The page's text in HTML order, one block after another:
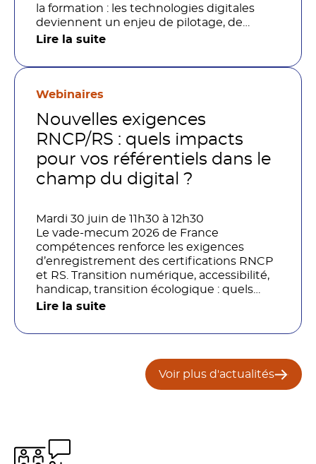
la formation : les technologies digitales
deviennent un enjeu de pilotage, de
performance et de preuve de valeur. IA,
blended learning : tout semble désormais
stratégique. Mais comment démontrer
investissements sur les compétences, la
productivité et la performance des
organisations ?
Lire la suite
Webinaires
Nouvelles exigences
RNCP/RS : quels impacts
pour vos référentiels dans le
champ du digital ?
Mardi 30 juin de 11h30 à 12h30
Le vade-mecum 2026 de France
compétences renforce les exigences
d’enregistrement des certifications RNCP
et RS. Transition numérique, accessibilité,
handicap, transition écologique : quels
impacts concrets pour les référentiels dans
?
Lire la suite
Voir plus d'actualités